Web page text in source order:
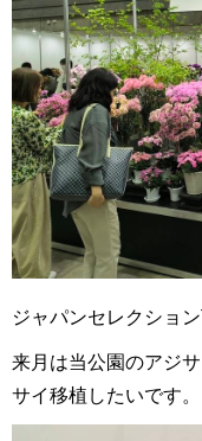
ジャパンセレクショ
来月は当公園のアジ
サイ移植したいです。